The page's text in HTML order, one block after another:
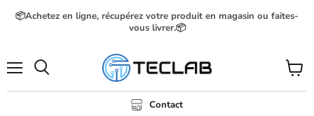
📦Achetez en ligne, récupérez votre produit en magasin ou faites-
vous livrer.📦
Contact
Voir
le